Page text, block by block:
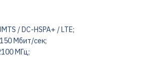
/ DC-HSPA+ / LTE;
Мбит/сек;
МГц;